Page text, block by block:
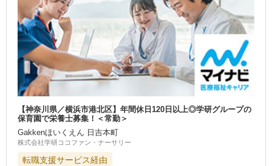
【神奈川県／横浜市港北区】年間休日120日以上◎学研グループの
保育園で栄養士募集！＜常勤＞
Gakkenほいくえん 日吉本町
株式会社学研ココファン・ナーサリー
転職支援サービス経由